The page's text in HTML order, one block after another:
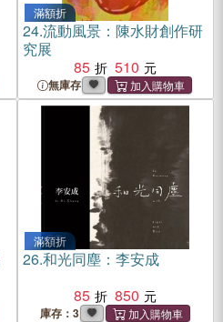
滿額折
24.流動風景：陳水財創作研
究展
85
510
無庫存
滿額折
26.和光同塵：李安成
85
850
庫存：3